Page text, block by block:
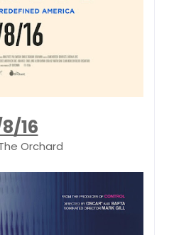
8/16
Orchard